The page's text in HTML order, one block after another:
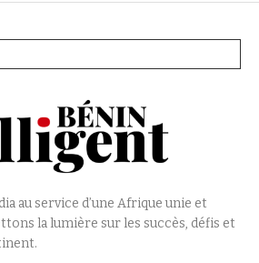
au service d’une Afrique unie et
la lumière sur les succès, défis et